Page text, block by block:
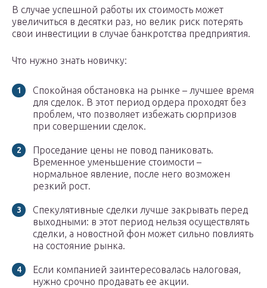
В случае успешной работы их стоимость может
увеличиться в десятки раз, но велик риск потерять
свои инвестиции в случае банкротства предприятия.
Что нужно знать новичку:
Спокойная обстановка на рынке – лучшее время
для сделок. В этот период ордера проходят без
проблем, что позволяет избежать сюрпризов
при совершении сделок.
Проседание цены не повод паниковать.
Временное уменьшение стоимости –
нормальное явление, после него возможен
резкий рост.
Спекулятивные сделки лучше закрывать перед
выходными: в этот период нельзя осуществлять
сделки, а новостной фон может сильно повлиять
на состояние рынка.
Если компанией заинтересовалась налоговая,
нужно срочно продавать ее акции.